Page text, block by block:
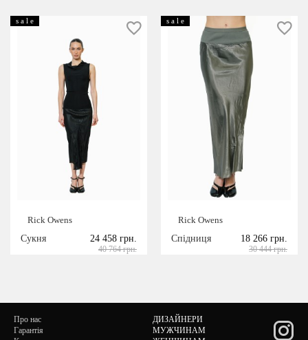
s a l e
Rick Owens
Сукня
24 458 грн.
40 764 грн.
s a l e
Rick Owens
Спідниця
18 266 грн.
30 444 грн.
Про нас
Гарантія
ДИЗАЙНЕРИ
МУЖЧИНАМ